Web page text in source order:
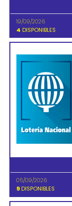
19/09/2026
4 DISPONIBLES
05/09/2026
9 DISPONIBLES